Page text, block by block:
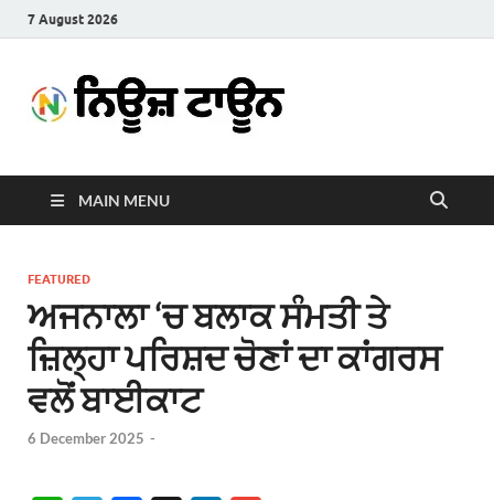
7 August 2026
Town
MAIN MENU
FEATURED
ਅਜਨਾਲਾ ‘ਚ ਬਲਾਕ ਸੰਮਤੀ ਤੇ
ਜ਼ਿਲ੍ਹਾ ਪਰਿਸ਼ਦ ਚੋਣਾਂ ਦਾ ਕਾਂਗਰਸ
ਵਲੋਂ ਬਾਈਕਾਟ
6 December 2025 -